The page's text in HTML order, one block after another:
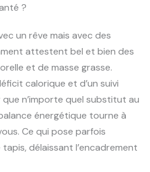
?
un rêve mais avec des
attestent bel et bien des
et de masse grasse.
calorique et d’un suivi
n’importe quel substitut au
énergétique tourne à
Ce qui pose parfois
délaissant l’encadrement